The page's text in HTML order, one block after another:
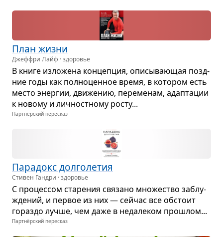
План жизни
Джеффри Лайф · здоровье
В книге изло­жена кон­цеп­ция, опи­сы­ва­ю­щая позд­
ние годы как пол­но­цен­ное время, в кото­ром есть
место энер­гии, дви­же­нию, пере­ме­нам, адап­та­ции
к новому и лич­ност­ному росту...
Партнёрский пересказ
Пара­докс дол­го­ле­тия
Стивен Гандри · здоровье
С про­цес­сом ста­ре­ния свя­зано мно­же­ство заблу­
жде­ний, и пер­вое из них — сейчас все обстоит
гораздо лучше, чем даже в неда­ле­ком про­шлом...
Партнёрский пересказ